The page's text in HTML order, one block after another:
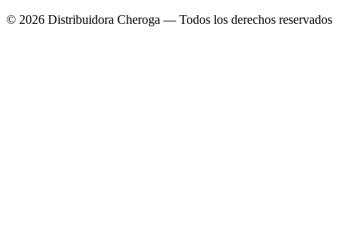
© 2026 Distribuidora Cheroga — Todos los derechos reservados